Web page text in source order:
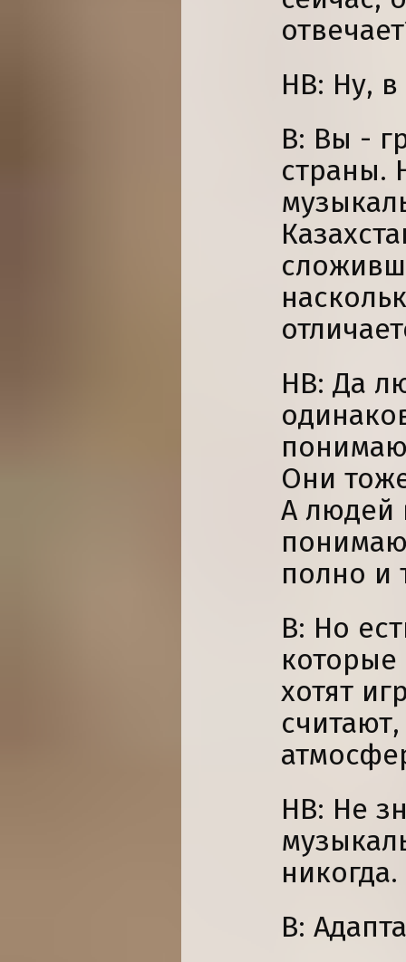
НВ: Ну,
В: Вы -
страны.
НВ: Да
Они
А людей
полно и
В: Но
хотят
НВ: Не
никогда.
В: